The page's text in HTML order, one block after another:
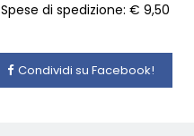
Spese di spedizione: € 9,50
Condividi su Facebook!